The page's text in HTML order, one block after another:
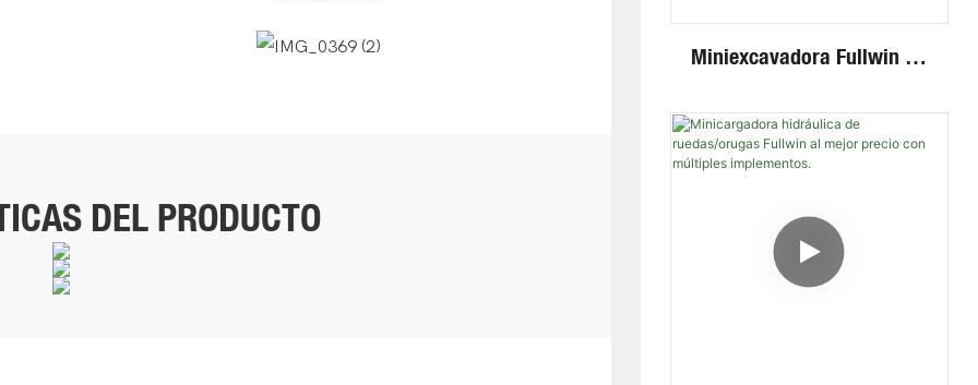
DEL PRODUCTO
Miniexcavadora Fullwin De
Accesorios
Multifuncionales.